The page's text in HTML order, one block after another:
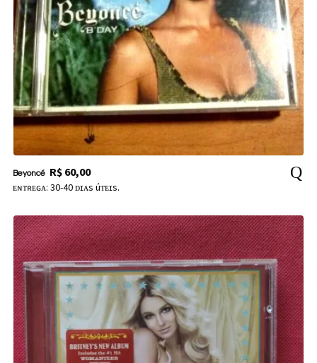
Beyoncé R$60,00
ᴇɴᴛʀᴇɢᴀ: 30-40 ᴅɪᴀs úᴛᴇɪs.